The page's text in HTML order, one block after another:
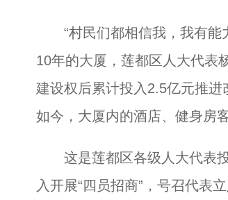
“村民们都相信我，我有能
10年的大厦，莲都区人大代表
建设权后累计投入2.5亿元推进
如今，大厦内的酒店、健身房
这是莲都区各级人大代表投
入开展“四员招商”，号召代表